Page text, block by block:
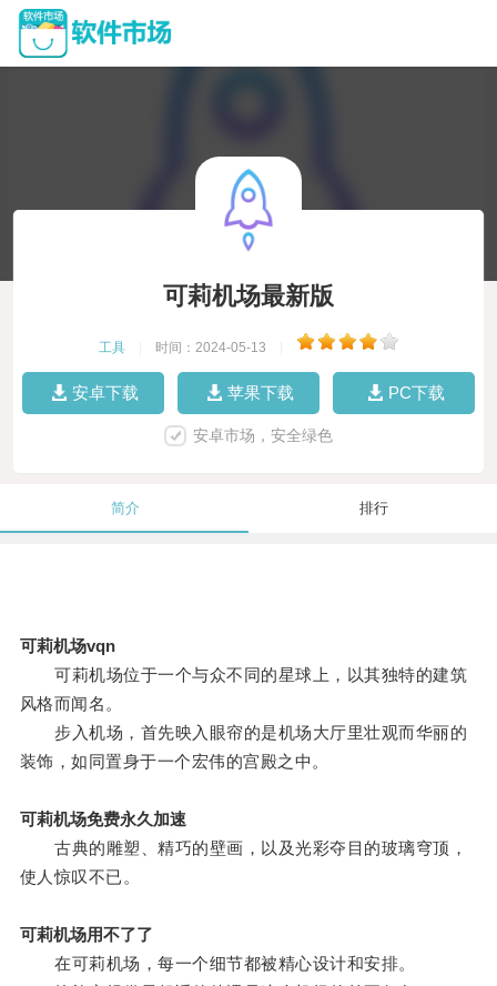
可莉机场最新版
工具 时间：2024-05-13
安卓下载 苹果下载 PC下载
安卓市场，安全绿色
简介 排行
可莉机场vqn
可莉机场位于一个与众不同的星球上，以其独特的建筑
风格而闻名。
步入机场，首先映入眼帘的是机场大厅里壮观而华丽的
装饰，如同置身于一个宏伟的宫殿之中。
可莉机场免费永久加速
古典的雕塑、精巧的壁画，以及光彩夺目的玻璃穹顶，
使人惊叹不已。
可莉机场用不了了
在可莉机场，每一个细节都被精心设计和安排。